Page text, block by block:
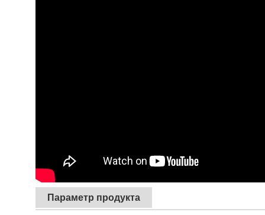
Параметр продукта